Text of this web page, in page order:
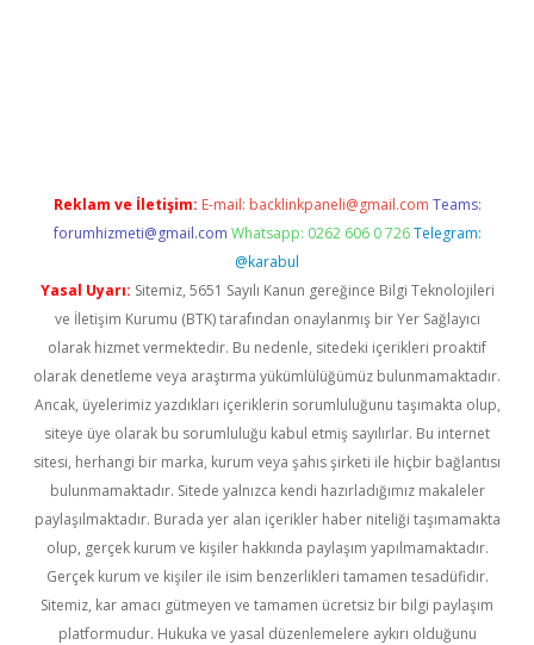
Reklam ve İletişim: E-mail: backlinkpaneli@gmail.com Teams:
forumhizmeti@gmail.com Whatsapp: 0262 606 0 726 Telegram:
@karabul
Yasal Uyarı: Sitemiz, 5651 Sayılı Kanun gereğince Bilgi Teknolojileri
ve İletişim Kurumu (BTK) tarafından onaylanmış bir Yer Sağlayıcı
olarak hizmet vermektedir. Bu nedenle, sitedeki içerikleri proaktif
olarak denetleme veya araştırma yükümlülüğümüz bulunmamaktadır.
Ancak, üyelerimiz yazdıkları içeriklerin sorumluluğunu taşımakta olup,
siteye üye olarak bu sorumluluğu kabul etmiş sayılırlar. Bu internet
sitesi, herhangi bir marka, kurum veya şahıs şirketi ile hiçbir bağlantısı
bulunmamaktadır. Sitede yalnızca kendi hazırladığımız makaleler
paylaşılmaktadır. Burada yer alan içerikler haber niteliği taşımamakta
olup, gerçek kurum ve kişiler hakkında paylaşım yapılmamaktadır.
Gerçek kurum ve kişiler ile isim benzerlikleri tamamen tesadüfidir.
Sitemiz, kar amacı gütmeyen ve tamamen ücretsiz bir bilgi paylaşım
platformudur. Hukuka ve yasal düzenlemelere aykırı olduğunu